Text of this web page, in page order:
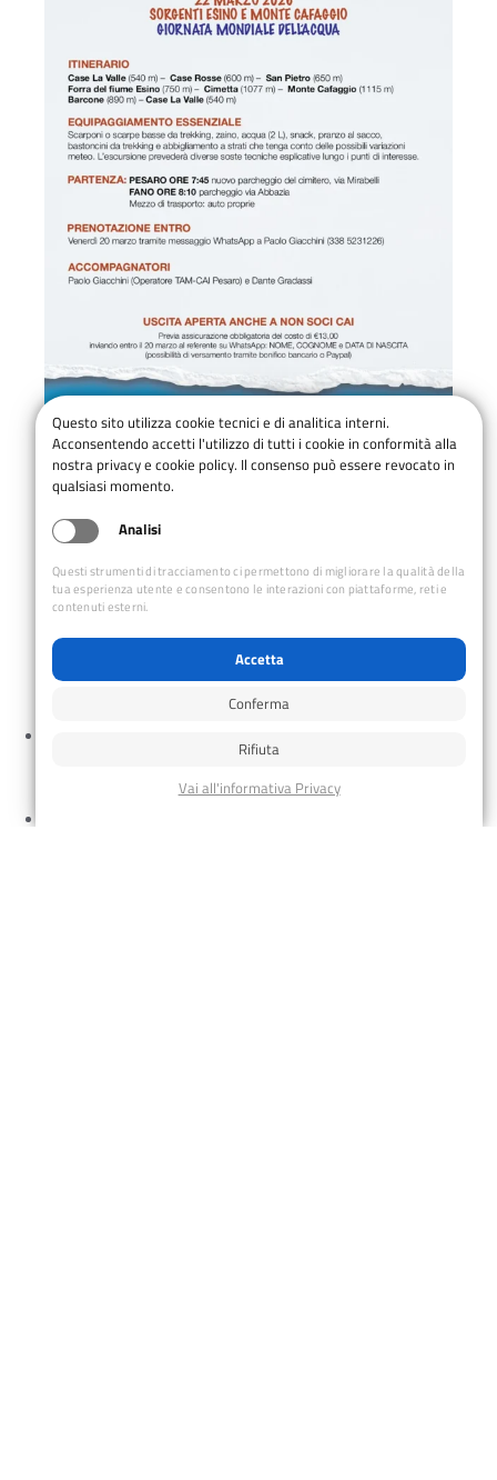
DETTAGLI
giovani
Questo sito utilizza cookie tecnici e di analitica interni.
Acconsentendo accetti l'utilizzo di tutti i cookie in conformità alla
nostra privacy e cookie policy. Il consenso può essere revocato in
qualsiasi momento.
Analisi
Questi strumenti di tracciamento ci permettono di migliorare la qualità della
tua esperienza utente e consentono le interazioni con piattaforme, reti e
contenuti esterni.
Accetta
Conferma
Rifiuta